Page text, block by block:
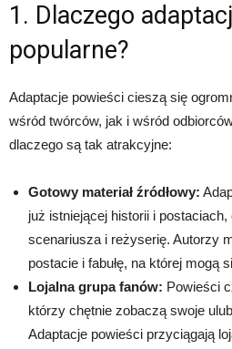
1. Dlaczego
popularne?
Adaptacje powieści cieszą się
wśród twórców, jak i wśród
dlaczego są tak atrakcyjne:
Gotowy materiał źródłowy:
już istniejącej historii i postaciach,
scenariusza i reżyserię. Autorzy
postacie i fabułę, na której mogą
Lojalna grupa fanów: Powieści
którzy chętnie zobaczą swoje
Adaptacje powieści przyciągają